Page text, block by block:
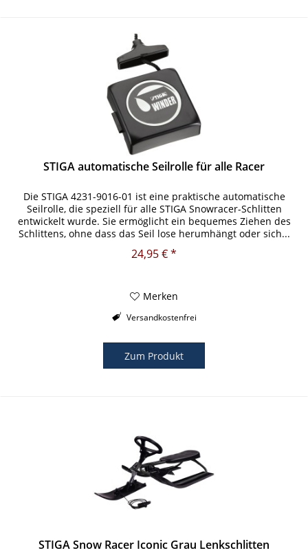
STIGA automatische Seilrolle für alle Racer
Die STIGA 4231-9016-01 ist eine praktische automatische
Seilrolle, die speziell für alle STIGA Snowracer-Schlitten
entwickelt wurde. Sie ermöglicht ein bequemes Ziehen des
Schlittens, ohne dass das Seil lose herumhängt oder sich...
24,95 € *
Merken
Versandkostenfrei
Zum Produkt
STIGA Snow Racer Iconic Grau Lenkschlitten